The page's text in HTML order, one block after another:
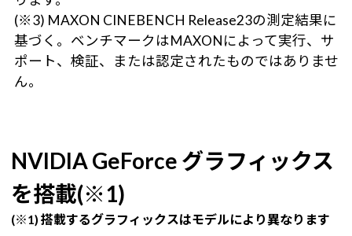
(※3) MAXON CINEBENCH Release23の測定結果に
基づく。ベンチマークはMAXONによって実行、サ
ポート、検証、または認定されたものではありませ
ん。
NVIDIA GeForce グラフィックス
を搭載(※1)
(※1) 搭載するグラフィックスはモデルにより異なります